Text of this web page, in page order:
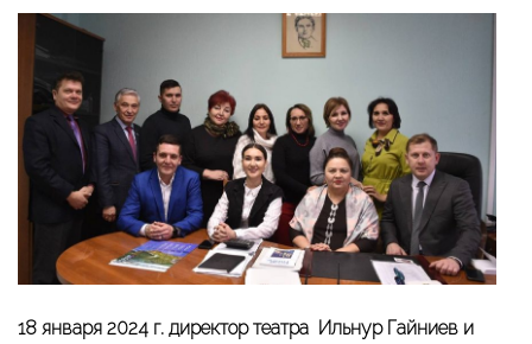
18 января 2024 г. директор театра Ильнур Гайниев и